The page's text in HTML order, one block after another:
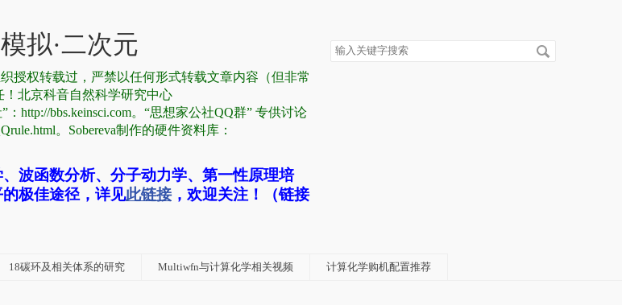
拟·二次元
授权转载过，严禁以任何形式转载文章内容（但非常
北京科音自然科学研究中心
http://bbs.keinsci.com。“思想家公社QQ群” 专供讨论
。Sobereva制作的硬件资料库：
波函数分析、分子动力学、第一性原理培
极佳途径，详见此链接，欢迎关注！（链接
搜
18碳环及相关体系的研究 Multiwfn与计算化学相关视频 计算化学购机配置推荐